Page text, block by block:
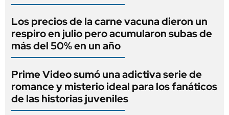
Los precios de la carne vacuna dieron un
respiro en julio pero acumularon subas de
más del 50% en un año
Prime Video sumó una adictiva serie de
romance y misterio ideal para los fanáticos
de las historias juveniles